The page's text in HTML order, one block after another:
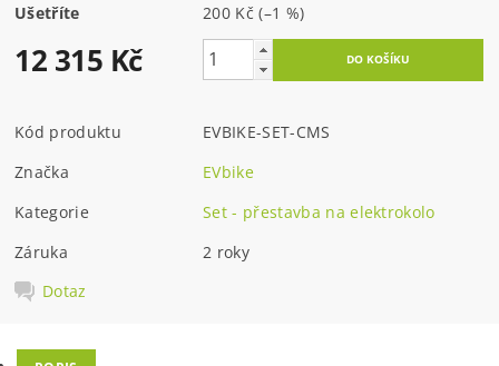
Ušetříte 200 Kč(–1 %)
12 315 Kč
Kód produktu
EVBIKE-SET-CMS
Značka
EVbike
Kategorie
Set - přestavba na elektrokolo
Záruka
2 roky
Dotaz